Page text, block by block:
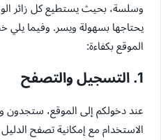
وسلسة، بحيث يستطيع كل زائر
يحتاجها بسهولة ويسر. وفيما
الموقع بكفاءة:
1. التسجيل والتصفح
عند دخولكم إلى الموقع،
الاستخدام مع إمكانية تصفح